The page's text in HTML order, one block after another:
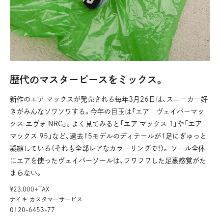
歴代のマスターピースをミックス。
新作のエア マックスが発売される毎年3月26日は、スニーカー好
きがみんなソワソワする。今年の目玉は「エア ヴェイパーマッ
クス エヴォ NRG」。よく見てみると「エア マックス 1」や「エア
マックス 95」など、過去15モデルのディテールが1足にぎゅっと
凝縮している（それも全部レアなカラーリングで！）。 ソール全体
にエアを使ったヴェイパーソールは、フワフワした足裏感覚がた
まらない。
¥23,000+TAX
ナイキ カスタマーサービス
0120-6453-77